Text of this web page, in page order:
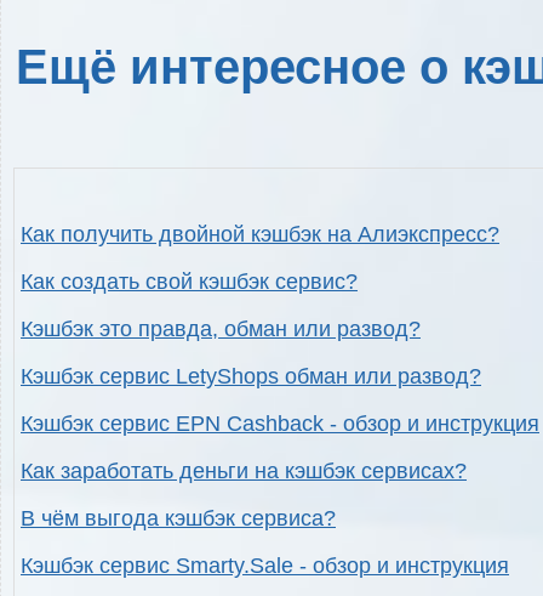
Ещё интересное о
Как получить двойной кэшбэк на Алиэкспресс?
Как создать свой кэшбэк сервис?
Кэшбэк это правда, обман или развод?
Кэшбэк сервис LetyShops обман или развод?
Кэшбэк сервис EPN Cashback - обзор и инструкция
Как заработать деньги на кэшбэк сервисах?
В чём выгода кэшбэк сервиса?
Кэшбэк сервис Smarty.Sale - обзор и инструкция